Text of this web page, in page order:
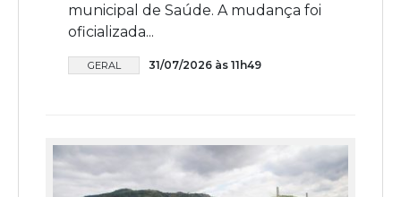
municipal de Saúde. A mudança foi
oficializada...
GERAL 31/07/2026 às 11h49